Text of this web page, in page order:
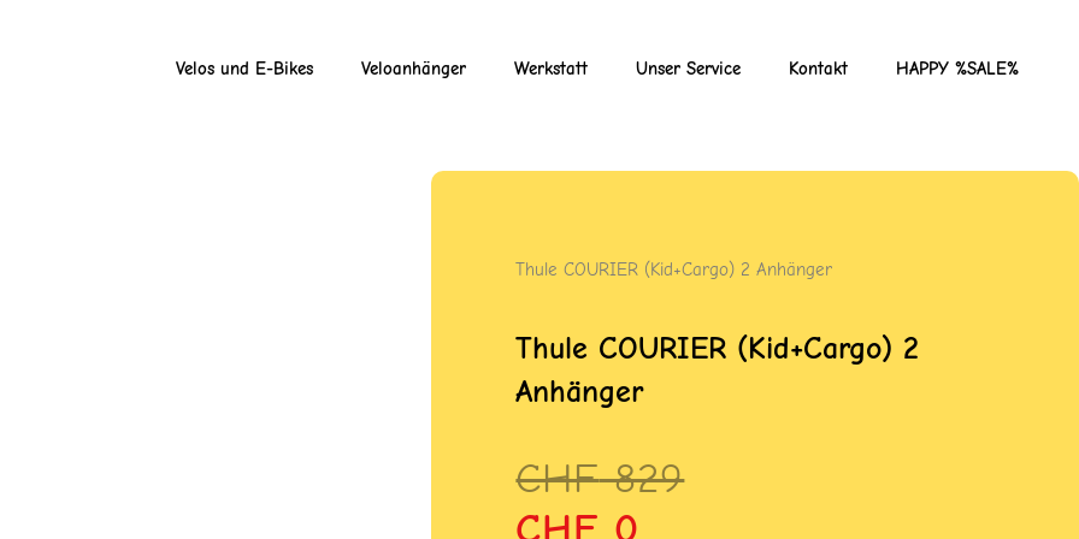
Velos und E-Bikes Veloanhänger Werkstatt Unser Service Kontakt HAPPY %SALE%
Thule COURIER (Kid+Cargo) 2 Anhänger
Thule COURIER (Kid+Cargo) 2
Anhänger
CHF829
Ursprünglicher
Preis
CHF 0
Aktueller
Preis